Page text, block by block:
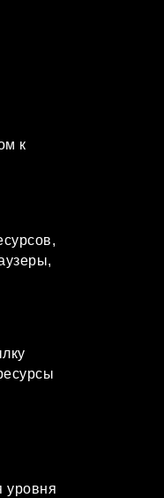
к
уровня